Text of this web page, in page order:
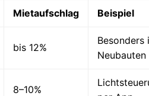
Mietaufschlag Beispiel
bis 12%
Besonders
Neubauten
8–10%